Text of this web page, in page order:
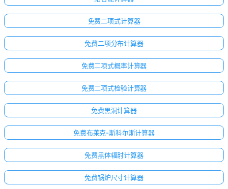
免费二项式计算器
免费二项分布计算器
免费二项式概率计算器
免费二项式检验计算器
免费黑洞计算器
免费布莱克-斯科尔斯计算器
免费黑体辐射计算器
免费锅炉尺寸计算器